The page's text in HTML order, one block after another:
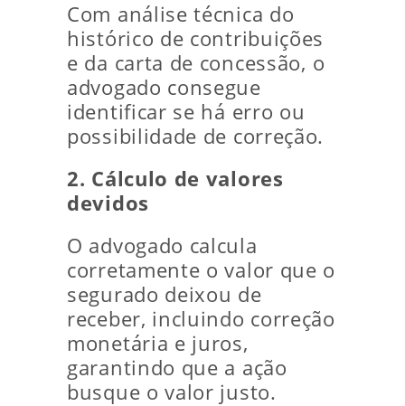
Com análise técnica do
histórico de contribuições
e da carta de concessão, o
advogado consegue
identificar se há erro ou
possibilidade de correção.
2. Cálculo de valores
devidos
O advogado calcula
corretamente o valor que o
segurado deixou de
receber, incluindo correção
monetária e juros,
garantindo que a ação
busque o valor justo.